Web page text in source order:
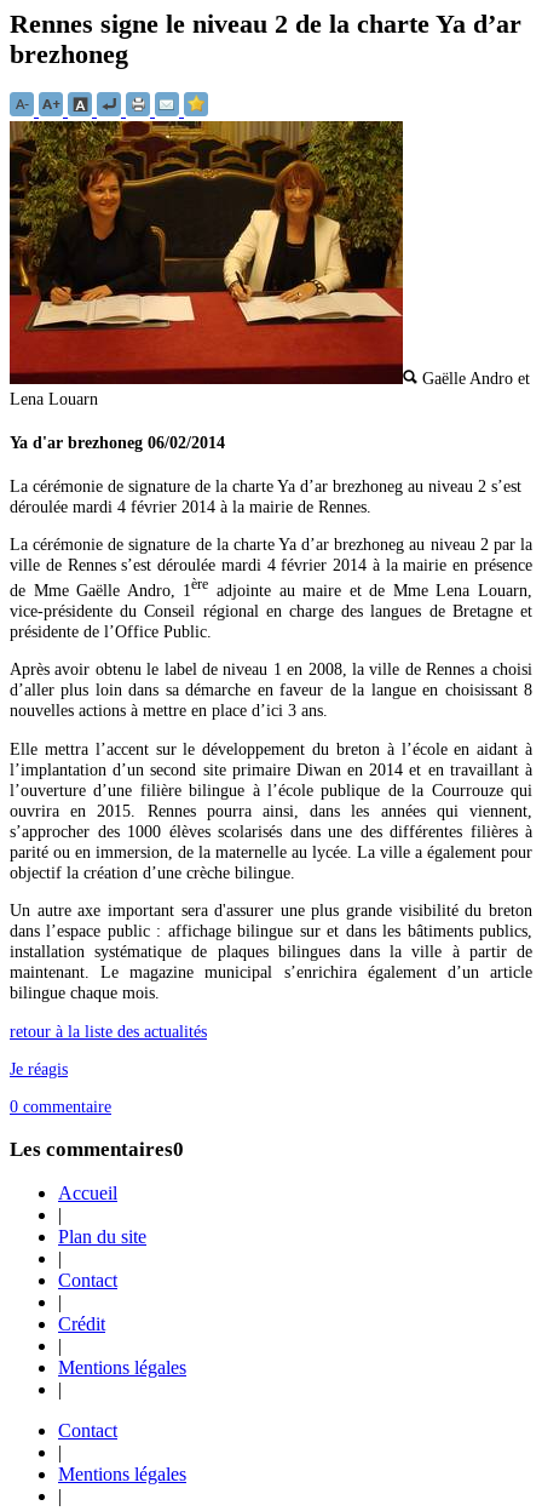
Rennes signe le niveau 2 de la charte Ya d’ar
brezhoneg
Gaëlle Andro et
Lena Louarn
Ya d'ar brezhoneg 06/02/2014
La cérémonie de signature de la charte Ya d’ar brezhoneg au niveau 2 s’est
déroulée mardi 4 février 2014 à la mairie de Rennes.
La cérémonie de signature de la charte Ya d’ar brezhoneg au niveau 2 par la
ville de Rennes s’est déroulée mardi 4 février 2014 à la mairie en présence
de Mme Gaëlle Andro, 1ère adjointe au maire et de Mme Lena Louarn,
vice-présidente du Conseil régional en charge des langues de Bretagne et
présidente de l’Office Public.
Après avoir obtenu le label de niveau 1 en 2008, la ville de Rennes a choisi
d’aller plus loin dans sa démarche en faveur de la langue en choisissant 8
nouvelles actions à mettre en place d’ici 3 ans.
Elle mettra l’accent sur le développement du breton à l’école en aidant à
l’implantation d’un second site primaire Diwan en 2014 et en travaillant à
l’ouverture d’une filière bilingue à l’école publique de la Courrouze qui
ouvrira en 2015. Rennes pourra ainsi, dans les années qui viennent,
s’approcher des 1000 élèves scolarisés dans une des différentes filières à
parité ou en immersion, de la maternelle au lycée. La ville a également pour
objectif la création d’une crèche bilingue.
Un autre axe important sera d'assurer une plus grande visibilité du breton
dans l’espace public : affichage bilingue sur et dans les bâtiments publics,
installation systématique de plaques bilingues dans la ville à partir de
maintenant. Le magazine municipal s’enrichira également d’un article
bilingue chaque mois.
retour à la liste des actualités
Je réagis
0 commentaire
Les commentaires0
Accueil
|
Plan du site
|
Contact
|
Crédit
|
Mentions légales
|
Contact
|
Mentions légales
|